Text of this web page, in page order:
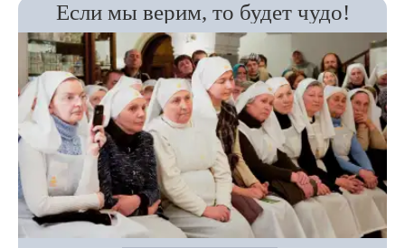
Если мы верим, то будет чудо!